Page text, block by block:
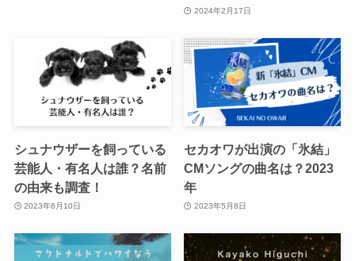
2024年2月17日
シュナウザーを飼っている
芸能人・有名人は誰？名前
の由来も調査！
2023年6月10日
セカオワが出演の「氷結」
CMソングの曲名は？2023
年
2023年5月8日